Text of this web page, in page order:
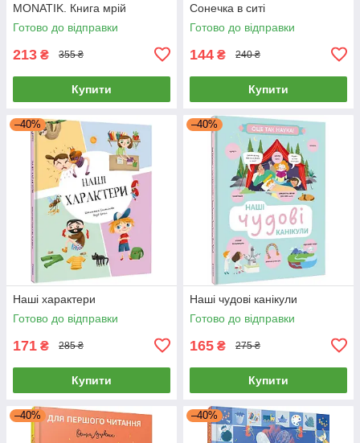
MONATIK. Книга мрій
Готово до відправки
213 ₴ 355 ₴
Купити
Сонечка в ситі
Готово до відправки
144 ₴ 240 ₴
Купити
–40%
Наші характери
Готово до відправки
171 ₴ 285 ₴
Купити
–40%
Наші чудові канікули
Готово до відправки
165 ₴ 275 ₴
Купити
–40% –40%